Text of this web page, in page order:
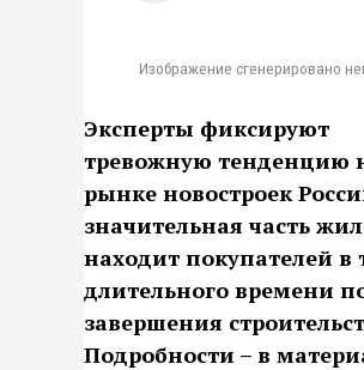
Изображение сгенерировано
Эксперты фиксируют
тревожную тенденцию
рынке новостроек
значительная часть
находит покупателей в
длительного времени
завершения
Подробности – в